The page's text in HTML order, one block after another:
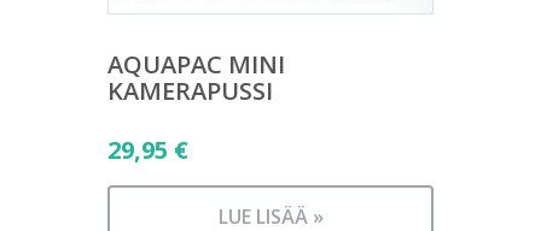
AQUAPAC MINI
KAMERAPUSSI
29,95 €
LUE LISÄÄ »